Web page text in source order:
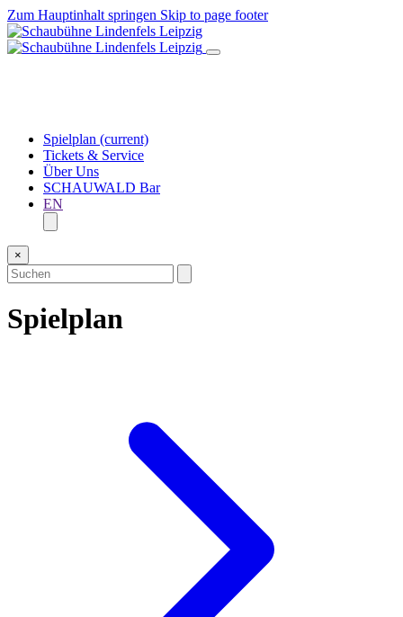
Zum Hauptinhalt springen Skip to page footer
Spielplan (current)
Tickets & Service
Über Uns
SCHAUWALD Bar
EN
×
Spielplan